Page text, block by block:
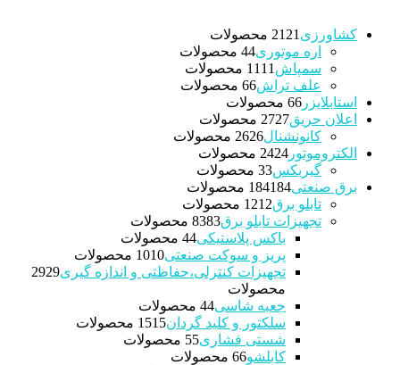
کشاورزی 21 21 محصولات
اره موتوری 44 محصولات
سمپاش
11 11 محصولات
علف تراش 66 محصولات
استابلایزر
66 محصولات
اعلان حریق
2727 محصولات
کانونشنال
2626 محصولات
الکتروموتور
2424 محصولات
گیربکس 33 محصولات
برق صنعتی
184184 محصولات
تابلو برق
1212 محصولات
تجهیزات تابلو برق
8383 محصولات
باکس پلاستیکی 44 محصولات
پریز و سوکت صنعتی
1010 محصولات
تجهیزات کنترلی،حفاظتی و اندازه گیری
2929
محصولات
جعبه شاسی 44 محصولات
سلکتور و کلید گردان
1515 محصولات
شستی فشاری 55 محصولات
کابلشو 66 محصولات